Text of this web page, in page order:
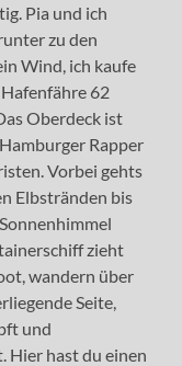
Pia und ich
zu den
Wind, ich kaufe
62
Oberdeck ist
Rapper
Vorbei gehts
Elbstränden bis
zieht
wandern über
Seite,
und
Hier hast du einen